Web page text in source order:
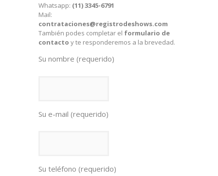
Whatsapp: (11) 3345-6791
Mail:
contrataciones@registrodeshows.com
También podes completar el formulario de
contacto y te responderemos a la brevedad.
Su nombre (requerido)
Su e-mail (requerido)
Su teléfono (requerido)